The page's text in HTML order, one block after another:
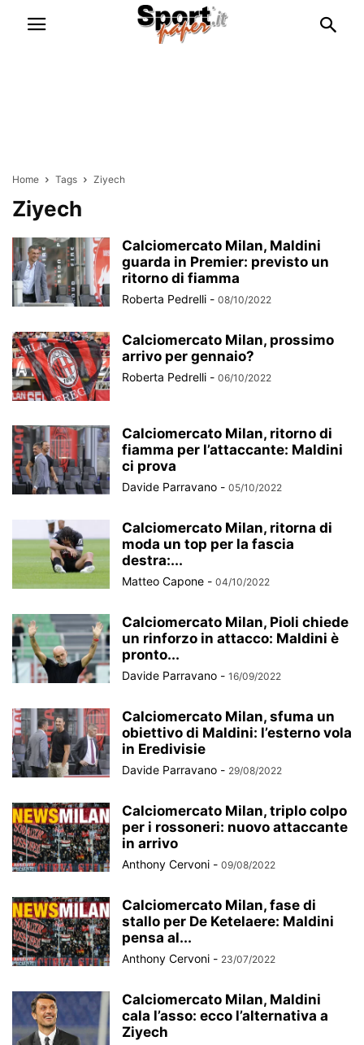
Home Tags Ziyech
Ziyech
Calciomercato Milan, Maldini
guarda in Premier: previsto un
ritorno di fiamma
Roberta Pedrelli - 08/10/2022
Calciomercato Milan, prossimo
arrivo per gennaio?
Roberta Pedrelli - 06/10/2022
Calciomercato Milan, ritorno di
fiamma per l’attaccante: Maldini
ci prova
Davide Parravano - 05/10/2022
Calciomercato Milan, ritorna di
moda un top per la fascia
destra:...
Matteo Capone - 04/10/2022
Calciomercato Milan, Pioli chiede
un rinforzo in attacco: Maldini è
pronto...
Davide Parravano - 16/09/2022
Calciomercato Milan, sfuma un
obiettivo di Maldini: l’esterno vola
in Eredivisie
Davide Parravano - 29/08/2022
Calciomercato Milan, triplo colpo
per i rossoneri: nuovo attaccante
in arrivo
Anthony Cervoni - 09/08/2022
Calciomercato Milan, fase di
stallo per De Ketelaere: Maldini
pensa al...
Anthony Cervoni - 23/07/2022
Calciomercato Milan, Maldini
cala l’asso: ecco l’alternativa a
Ziyech